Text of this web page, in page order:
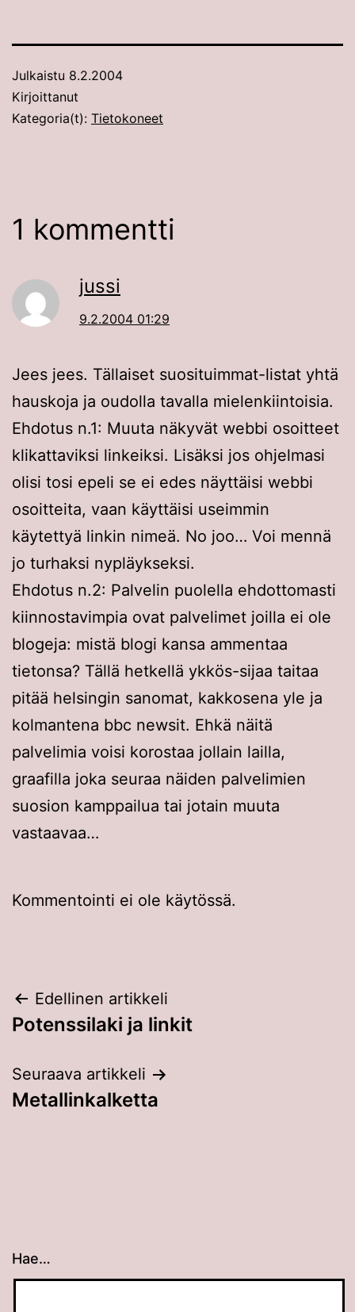
Julkaistu 8.2.2004
Kirjoittanut
Kategoria(t): Tietokoneet
1 kommentti
jussi
9.2.2004 01:29
Jees jees. Tällaiset suosituimmat-listat yhtä
hauskoja ja oudolla tavalla mielenkiintoisia.
Ehdotus n.1: Muuta näkyvät webbi osoitteet
klikattaviksi linkeiksi. Lisäksi jos ohjelmasi
olisi tosi epeli se ei edes näyttäisi webbi
osoitteita, vaan käyttäisi useimmin
käytettyä linkin nimeä. No joo… Voi mennä
jo turhaksi nypläykseksi.
Ehdotus n.2: Palvelin puolella ehdottomasti
kiinnostavimpia ovat palvelimet joilla ei ole
blogeja: mistä blogi kansa ammentaa
tietonsa? Tällä hetkellä ykkös-sijaa taitaa
pitää helsingin sanomat, kakkosena yle ja
kolmantena bbc newsit. Ehkä näitä
palvelimia voisi korostaa jollain lailla,
graafilla joka seuraa näiden palvelimien
suosion kamppailua tai jotain muuta
vastaavaa…
Kommentointi ei ole käytössä.
Artikkelien
selaus
Edellinen artikkeli
Potenssilaki ja linkit
Seuraava artikkeli
Metallinkalketta
Hae…
Kun tuloksia tulee, voit selata niitä